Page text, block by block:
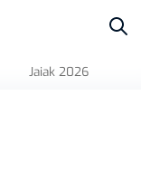
Jaiak 2026